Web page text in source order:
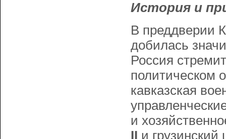
История и
В преддверии
добилась
Россия
политическом
кавказская
и
II и грузинский